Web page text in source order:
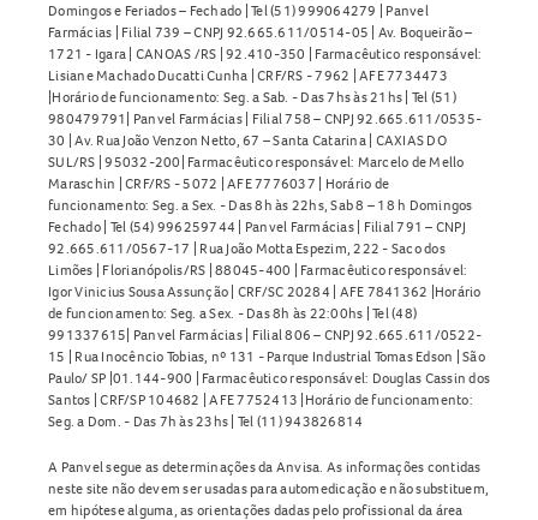
Domingos e Feriados – Fechado | Tel (51) 999064279 | Panvel
Farmácias | Filial 739 – CNPJ 92.665.611/0514-05 | Av. Boqueirão –
1721 - Igara | CANOAS /RS | 92.410-350 | Farmacêutico responsável:
Lisiane Machado Ducatti Cunha | CRF/RS - 7962 | AFE 7734473
|Horário de funcionamento: Seg. a Sab. - Das 7hs às 21hs | Tel (51)
980479791| Panvel Farmácias | Filial 758 – CNPJ 92.665.611/0535-
30 | Av. Rua João Venzon Netto, 67 – Santa Catarina | CAXIAS DO
SUL/RS | 95032-200| Farmacêutico responsável: Marcelo de Mello
Maraschin | CRF/RS - 5072 | AFE 7776037 | Horário de
funcionamento: Seg. a Sex. - Das 8h às 22hs, Sab 8 – 18 h Domingos
Fechado | Tel (54) 996259744 | Panvel Farmácias | Filial 791 – CNPJ
92.665.611/0567-17 | Rua João Motta Espezim, 222 - Saco dos
Limões | Florianópolis/RS | 88045-400 | Farmacêutico responsável:
Igor Vinicius Sousa Assunção | CRF/SC 20284 | AFE 7841362 |Horário
de funcionamento: Seg. a Sex. - Das 8h às 22:00hs | Tel (48)
991337615| Panvel Farmácias | Filial 806 – CNPJ 92.665.611/0522-
15 | Rua Inocêncio Tobias, nº 131 - Parque Industrial Tomas Edson | São
Paulo/ SP |01.144-900 | Farmacêutico responsável: Douglas Cassin dos
Santos | CRF/SP 104682 | AFE 7752413 |Horário de funcionamento:
Seg. a Dom. - Das 7h às 23hs | Tel (11) 943826814
A Panvel segue as determinações da Anvisa. As informações contidas
neste site não devem ser usadas para automedicação e não substituem,
em hipótese alguma, as orientações dadas pelo profissional da área